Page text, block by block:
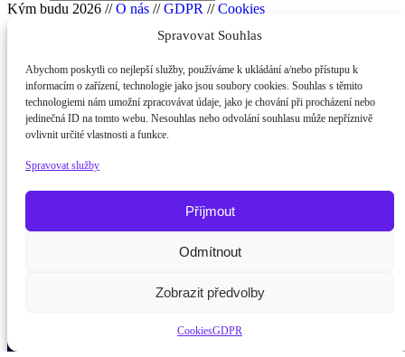
Spravovat Souhlas
Abychom poskytli co nejlepší služby, používáme k ukládání a/nebo přístupu k
informacím o zařízení, technologie jako jsou soubory cookies. Souhlas s těmito
technologiemi nám umožní zpracovávat údaje, jako je chování při procházení nebo
jedinečná ID na tomto webu. Nesouhlas nebo odvolání souhlasu může nepříznivě
ovlivnit určité vlastnosti a funkce.
Spravovat služby
Příjmout
Odmítnout
Zobrazit předvolby
CookiesGDPR
Kým budu 2026 // O nás // GDPR // Cookies
Potřebujete poradit?Zeptejte se našeho asistent